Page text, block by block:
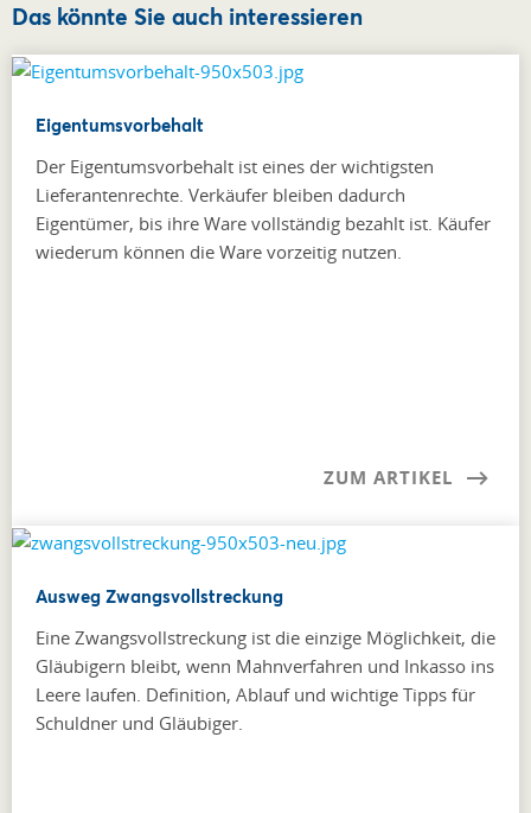
Das könnte Sie auch interessieren
Eigentumsvorbehalt
Der Eigentumsvorbehalt ist eines der wichtigsten
Lieferantenrechte. Verkäufer bleiben dadurch
Eigentümer, bis ihre Ware vollständig bezahlt ist. Käufer
wiederum können die Ware vorzeitig nutzen.
ZUM ARTIKEL
Ausweg Zwangsvollstreckung
Eine Zwangsvollstreckung ist die einzige Möglichkeit, die
Gläubigern bleibt, wenn Mahnverfahren und Inkasso ins
Leere laufen. Definition, Ablauf und wichtige Tipps für
Schuldner und Gläubiger.